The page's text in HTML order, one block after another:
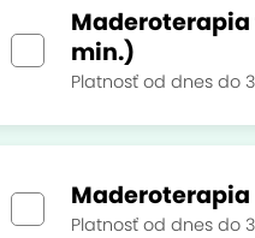
min.)
Platnosť od dnes do
Platnosť od dnes do